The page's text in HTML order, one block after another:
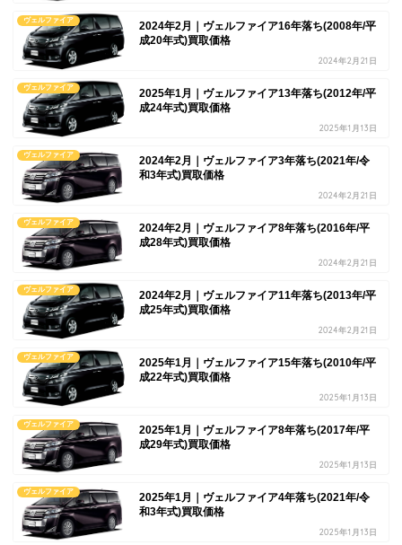
ヴェルファイア
2024年2月｜ヴェルファイア16年落ち(2008年/平
成20年式)買取価格
2024年2月21日
ヴェルファイア
2025年1月｜ヴェルファイア13年落ち(2012年/平
成24年式)買取価格
2025年1月13日
ヴェルファイア
2024年2月｜ヴェルファイア3年落ち(2021年/令
和3年式)買取価格
2024年2月21日
ヴェルファイア
2024年2月｜ヴェルファイア8年落ち(2016年/平
成28年式)買取価格
2024年2月21日
ヴェルファイア
2024年2月｜ヴェルファイア11年落ち(2013年/平
成25年式)買取価格
2024年2月21日
ヴェルファイア
2025年1月｜ヴェルファイア15年落ち(2010年/平
成22年式)買取価格
2025年1月13日
ヴェルファイア
2025年1月｜ヴェルファイア8年落ち(2017年/平
成29年式)買取価格
2025年1月13日
ヴェルファイア
2025年1月｜ヴェルファイア4年落ち(2021年/令
和3年式)買取価格
2025年1月13日